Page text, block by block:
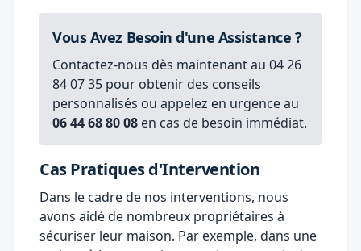
Vous Avez Besoin d'une Assistance ?
Contactez-nous dès maintenant au 04 26
84 07 35 pour obtenir des conseils
personnalisés ou appelez en urgenceau
06 44 68 80 08 en cas de besoin immédiat.
Cas Pratiques d'Intervention
Dans le cadre de nos interventions, nous
avons aidé de nombreux propriétaires à
sécuriser leur maison. Par exemple, dans une